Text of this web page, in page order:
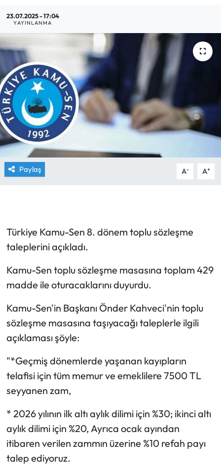
23.07.2025 - 17:04
YAYINLANMA
Paylaş A- A+
Türkiye Kamu-Sen 8. dönem toplu sözleşme
taleplerini açıkladı.
Kamu-Sen toplu sözleşme masasına toplam 429
madde ile oturacaklarını duyurdu.
Kamu-Sen'in Başkanı Önder Kahveci'nin toplu
sözleşme masasına taşıyacağı taleplerle ilgili
açıklaması şöyle:
"*Geçmiş dönemlerde yaşanan kayıpların
telafisi için tüm memur ve emeklilere 7500 TL
seyyanen zam,
* 2026 yılının ilk altı aylık dilimi için %30; ikinci altı
aylık dilimi için %20, Ayrıca ocak ayından
itibaren verilen zammın üzerine %10 refah payı
talep ediyoruz.
Yargı Kararları